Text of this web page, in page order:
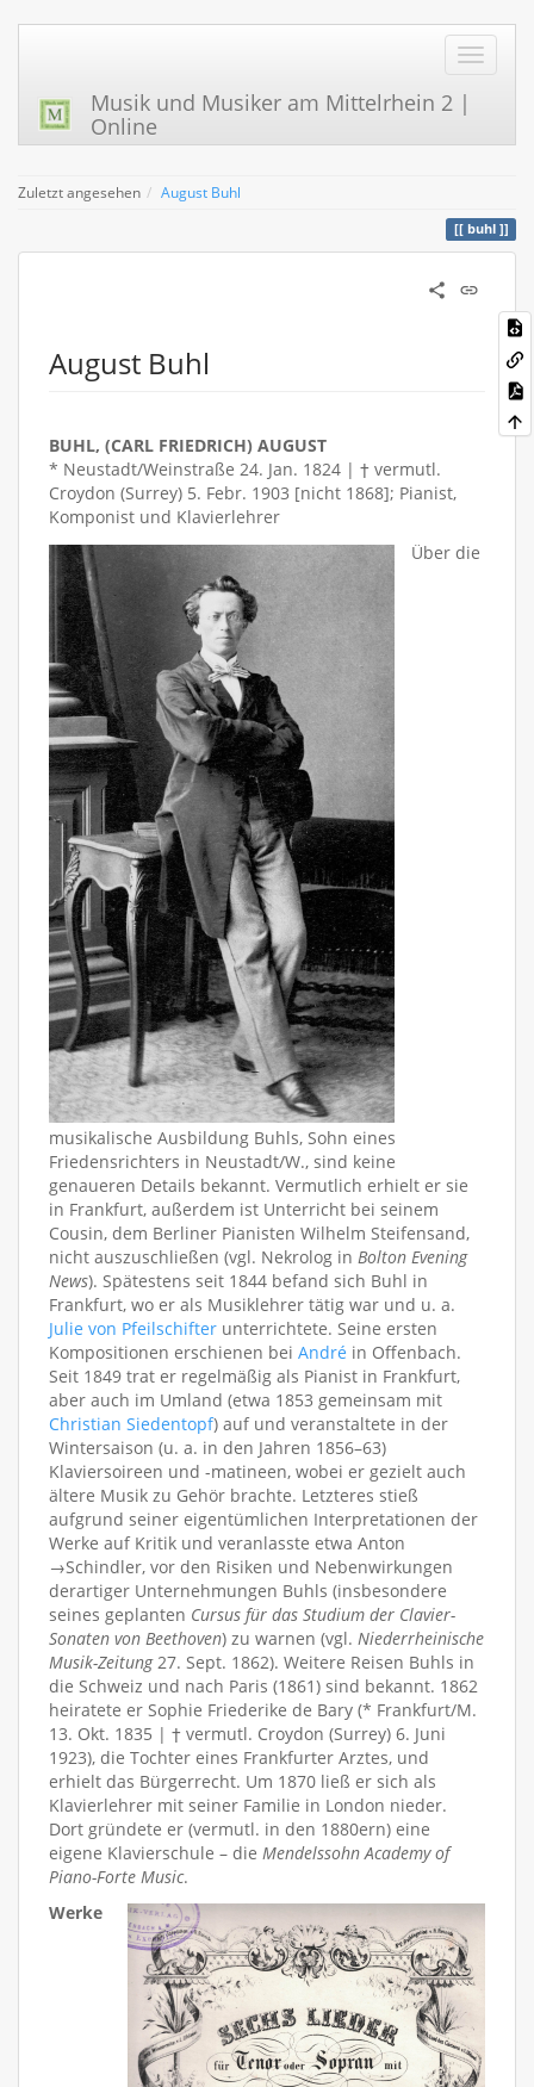
Musik und Musiker am Mittelrhein 2 |
Online
Zuletzt angesehen August Buhl
buhl
August Buhl
BUHL, (CARL FRIEDRICH) AUGUST
* Neustadt/Weinstraße 24. Jan. 1824 | † vermutl.
Croydon (Surrey) 5. Febr. 1903 [nicht 1868]; Pianist,
Komponist und Klavierlehrer
Über die
musikalische Ausbildung Buhls, Sohn eines
Friedensrichters in Neustadt/W., sind keine
genaueren Details bekannt. Vermutlich erhielt er sie
in Frankfurt, außerdem ist Unterricht bei seinem
Cousin, dem Berliner Pianisten Wilhelm Steifensand,
nicht auszuschließen (vgl. Nekrolog in Bolton Evening
News). Spätestens seit 1844 befand sich Buhl in
Frankfurt, wo er als Musiklehrer tätig war und u. a.
Julie von Pfeilschifter unterrichtete. Seine ersten
Kompositionen erschienen bei André in Offenbach.
Seit 1849 trat er regelmäßig als Pianist in Frankfurt,
aber auch im Umland (etwa 1853 gemeinsam mit
Christian Siedentopf) auf und veranstaltete in der
Wintersaison (u. a. in den Jahren 1856–63)
Klaviersoireen und -matineen, wobei er gezielt auch
ältere Musik zu Gehör brachte. Letzteres stieß
aufgrund seiner eigentümlichen Interpretationen der
Werke auf Kritik und veranlasste etwa Anton
→Schindler, vor den Risiken und Nebenwirkungen
derartiger Unternehmungen Buhls (insbesondere
seines geplanten Cursus für das Studium der Clavier-
Sonaten von Beethoven) zu warnen (vgl. Niederrheinische
Musik-Zeitung27. Sept. 1862). Weitere Reisen Buhls in
die Schweiz und nach Paris (1861) sind bekannt. 1862
heiratete er Sophie Friederike de Bary (* Frankfurt/M.
13. Okt. 1835 | † vermutl. Croydon (Surrey) 6. Juni
1923), die Tochter eines Frankfurter Arztes, und
erhielt das Bürgerrecht. Um 1870 ließ er sich als
Klavierlehrer mit seiner Familie in London nieder.
Dort gründete er (vermutl. in den 1880ern) eine
eigene Klavierschule – die Mendelssohn Academy of
Piano-Forte Music.
Werke